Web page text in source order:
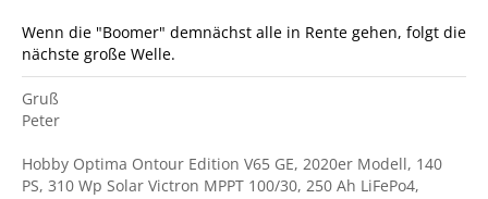
Wenn die "Boomer" demnächst alle in Rente gehen, folgt die
nächste große Welle.
Gruß
Peter
Hobby Optima Ontour Edition V65 GE, 2020er Modell, 140
PS, 310 Wp Solar Victron MPPT 100/30, 250 Ah LiFePo4,